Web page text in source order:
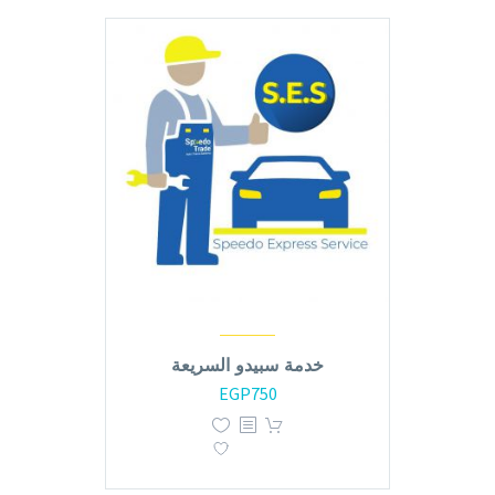
خدمة سبيدو السريعة
EGP750